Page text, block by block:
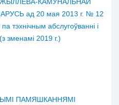
ад 20 мая 2013 г. № 12
тэхнічным абслугоўванні і
зменамі 2019 г.)
ПАМЯШКАННЯМІ